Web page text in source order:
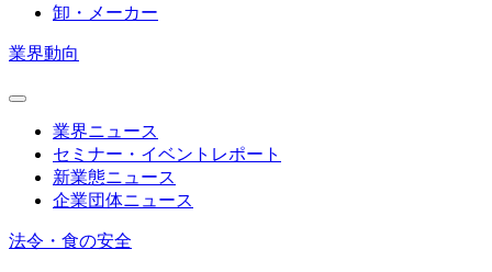
卸・メーカー
業界動向
業界ニュース
セミナー・イベントレポート
新業態ニュース
企業団体ニュース
法令・食の安全